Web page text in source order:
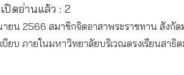
ปิดอ่านแล้ว : 2
ายน 2566 สมาชิกจิตอาสาพระราชทาน สังกั
บียบ ภายในมหาวิทยาลัยบริเวณดรงเรียนสา